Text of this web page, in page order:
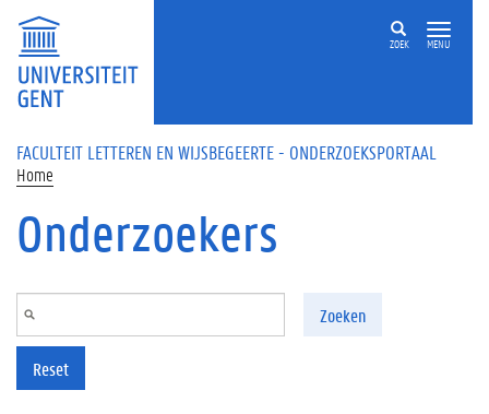
Overslaan en naar de inhoud gaan
ZOEK MENU
FACULTEIT LETTEREN EN WIJSBEGEERTE - ONDERZOEKSPORTAAL
Home
Onderzoekers
Zoeken
Reset